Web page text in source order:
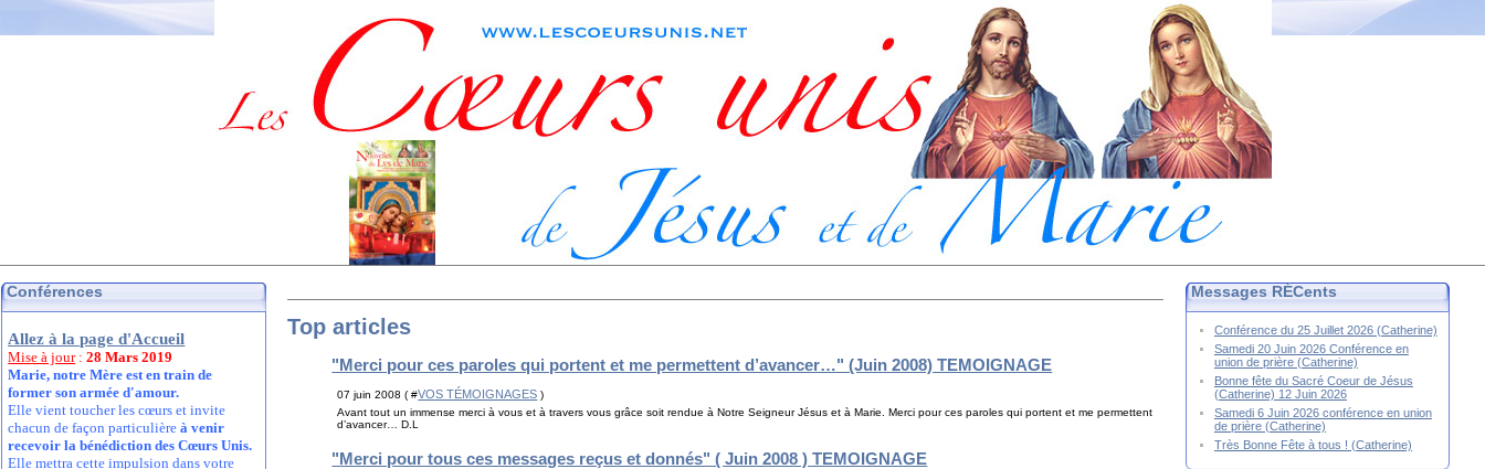
Conférences
Allez à la page d'Accueil
Mise à jour:28 Mars 2019
Marie, notre Mère est en train de
former son armée d'amour.
Elle vient toucher les cœurs et invite
chacun de façon particulièreà venir
recevoir la bénédiction des Cœurs Unis.
Elle mettra cette impulsion dans votre
Top articles
"Merci pour ces paroles qui portent et me permettent d’avancer…" (Juin 2008) TEMOIGNAGE
07 juin 2008 ( #VOS TÉMOIGNAGES )
Avant tout un immense merci à vous et à travers vous grâce soit rendue à Notre Seigneur Jésus et à Marie. Merci pour ces paroles qui portent et me permettent
d’avancer… D.L
"Merci pour tous ces messages reçus et donnés" ( Juin 2008 ) TEMOIGNAGE
Messages RÉCents
Conférence du 25 Juillet 2026 (Catherine)
Samedi 20 Juin 2026 Conférence en
union de prière (Catherine)
Bonne fête du Sacré Coeur de Jésus
(Catherine) 12 Juin 2026
Samedi 6 Juin 2026 conférence en union
de prière (Catherine)
Très Bonne Fête à tous ! (Catherine)